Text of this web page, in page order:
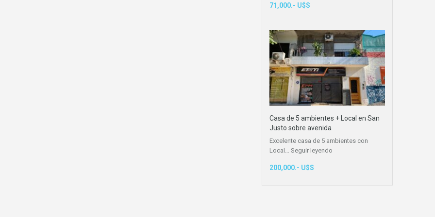
71,000.- U$S
Casa de 5 ambientes + Local en San
Justo sobre avenida
Excelente casa de 5 ambientes con
Local… Seguir leyendo
200,000.- U$S